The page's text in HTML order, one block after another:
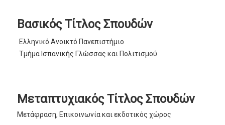
Βασικός Τίτλος Σπουδών
Ελληνικό Ανοικτό Πανεπιστήμιο
Τμήμα Ισπανικής Γλώσσας και Πολιτισμού
Μεταπτυχιακός Τίτλος Σπουδών
Μετάφραση, Επικοινωνία και εκδοτικός χώρος